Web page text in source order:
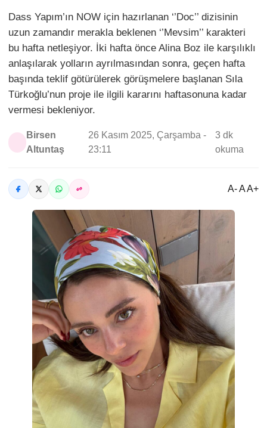
Dass Yapım’ın NOW için hazırlanan ‘’Doc’’ dizisinin
uzun zamandır merakla beklenen ‘’Mevsim’’ karakteri
bu hafta netleşiyor. İki hafta önce Alina Boz ile karşılıklı
anlaşılarak yolların ayrılmasından sonra, geçen hafta
başında teklif götürülerek görüşmelere başlanan Sıla
Türkoğlu’nun proje ile ilgili kararını haftasonuna kadar
vermesi bekleniyor.
Birsen
Altuntaş
26 Kasım 2025, Çarşamba -
23:11
3 dk
okuma
A- A A+